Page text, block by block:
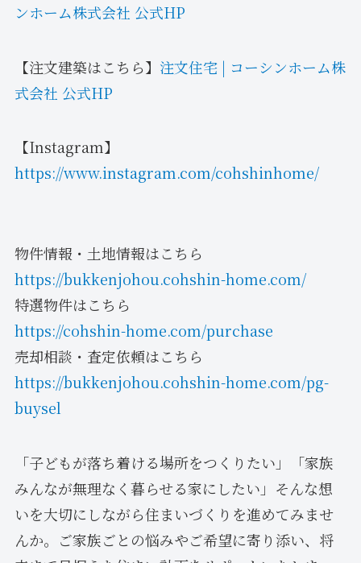
ンホーム株式会社 公式HP
【注文建築はこちら】 注文住宅 | コーシンホーム株
式会社 公式HP
【Instagram】
https://www.instagram.com/cohshinhome/
物件情報・土地情報はこちら
https://bukkenjohou.cohshin-home.com/
特選物件はこちら
https://cohshin-home.com/purchase
売却相談・査定依頼はこちら
https://bukkenjohou.cohshin-home.com/pg-
buysel
「子どもが落ち着ける場所をつくりたい」「家族
みんなが無理なく暮らせる家にしたい」そんな想
いを大切にしながら住まいづくりを進めてみませ
んか。ご家族ごとの悩みやご希望に寄り添い、将